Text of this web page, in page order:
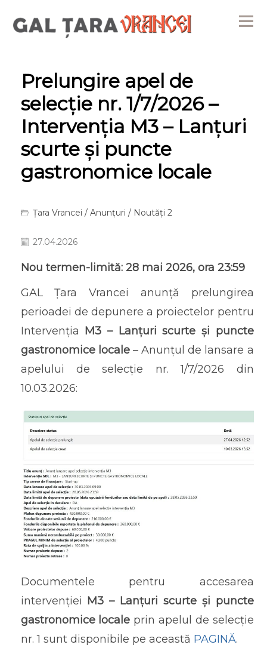
Prelungire apel de
selecție nr. 1/7/2026 –
Intervenția M3 – Lanțuri
scurte și puncte
gastronomice locale
Țara Vrancei / Anunțuri / Noutăți 2
27.04.2026
Nou termen-limită: 28 mai 2026, ora 23:59
GAL Țara Vrancei anunță prelungirea
perioadei de depunere a proiectelor pentru
Intervenția M3 – Lanțuri scurte și puncte
gastronomice locale– Anunțul de lansare a
apelului de selecție nr. 1/7/2026 din
10.03.2026:
Documentele pentru accesarea
intervenției M3 – Lanțuri scurte și puncte
gastronomice locale prin apelul de selecție
nr. 1 sunt disponibile pe această PAGINĂ.